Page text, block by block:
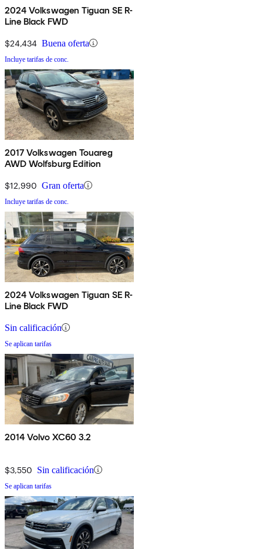
2024 Volkswagen Tiguan SE R-
Line Black FWD
$24,434 Buena oferta
Incluye tarifas de conc.
2017 Volkswagen Touareg
AWD Wolfsburg Edition
$12,990 Gran oferta
Incluye tarifas de conc.
2024 Volkswagen Tiguan SE R-
Line Black FWD
Sin calificación
Se aplican tarifas
2014 Volvo XC60 3.2
$3,550 Sin calificación
Se aplican tarifas